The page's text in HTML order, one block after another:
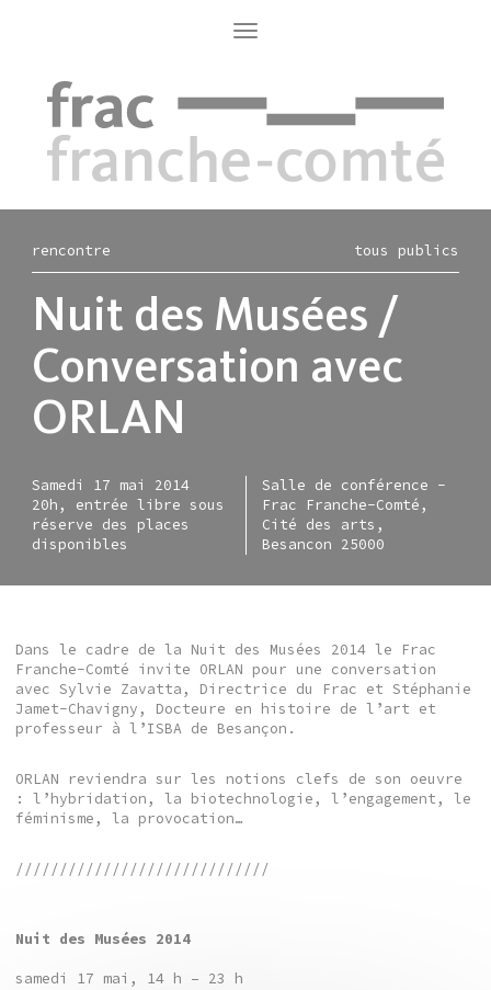
Toggle
navigation
rencontre tous publics
Nuit des Musées /
Conversation avec
ORLAN
Samedi 17 mai 2014
20h, entrée libre sous
réserve des places
disponibles
Salle de conférence -
Frac Franche-Comté,
Cité des arts,
Besancon 25000
Dans le cadre de la Nuit des Musées 2014 le Frac
Franche-Comté invite ORLAN pour une conversation
avec Sylvie Zavatta, Directrice du Frac et Stéphanie
Jamet-Chavigny, Docteure en histoire de l’art et
professeur à l’ISBA de Besançon.
ORLAN reviendra sur les notions clefs de son oeuvre
: l’hybridation, la biotechnologie, l’engagement, le
féminisme, la provocation…
/////////////////////////////
Nuit des Musées 2014
samedi 17 mai, 14 h – 23 h